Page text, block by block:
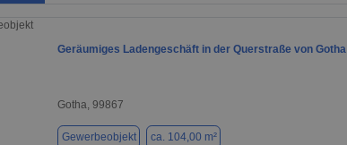
Geräumiges Ladengeschäft in der Querstraße von Gotha
Gotha, 99867
Gewerbeobjekt ca. 104,00 m²